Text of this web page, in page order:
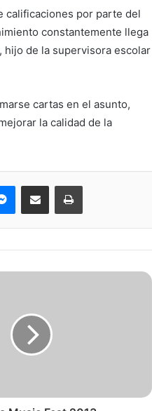
calificaciones por parte del
constantemente llega
hijo de la supervisora escolar
cartas en el asunto,
la calidad de la
Messenger
Share via Email Print